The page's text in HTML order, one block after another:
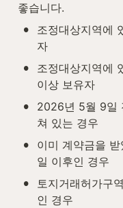
좋습니다.
•
조정대상지역에
자
•
조정대상지역에
이상 보유자
•
2026년 5월 9일
쳐 있는 경우
•
이미 계약금을
일 이후인 경우
•
토지거래허가구
인 경우